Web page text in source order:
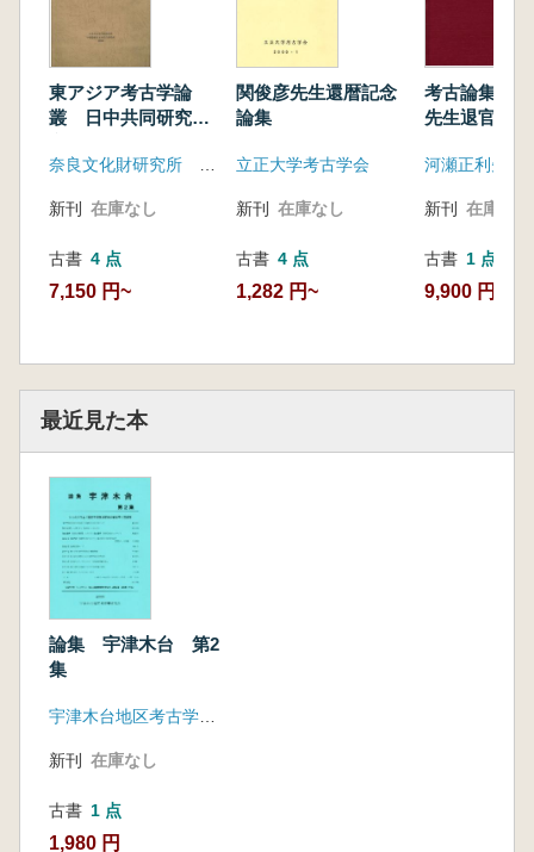
東アジア考古学論
叢 日中共同研究論
新刊 在庫なし
古書 4 点
7,150 円~
関俊彦先生還暦記念
論集
立正大学考古学会
新刊 在庫なし
古書 4 点
1,282 円~
考古論集 河
先生退官記
新刊 在庫なし
古書 1 点
9,900 円
最近見た本
論集 宇津木台 第2
集
新刊 在庫なし
古書 1 点
1,980 円